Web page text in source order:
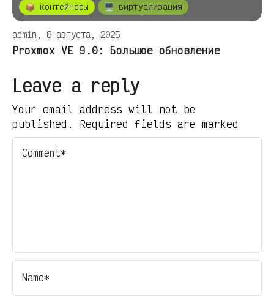
📦 контейнеры 🖥️ виртуализация
admin, 8 августа, 2025
Proxmox VE 9.0: Большое обновление
Leave a reply
Your email address will not be
published. Required fields are marked